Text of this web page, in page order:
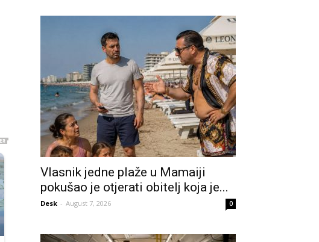
Vlasnik jedne plaže u Mamaiji
pokušao je otjerati obitelj koja je...
Desk - August 7, 2026 0